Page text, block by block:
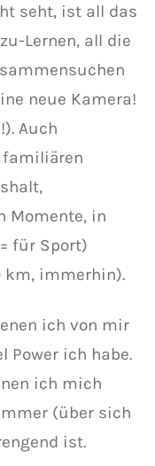
seht, ist all das
Lernen, all die
neue Kamera!
Auch
familiären
Momente, in
für Sport)
km, immerhin).
ich von mir
Power ich habe.
ich mich
(über sich
ist.